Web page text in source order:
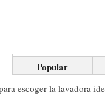
Popular
escoger la lavadora